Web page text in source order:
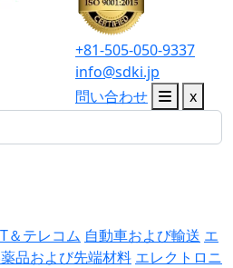
+81-505-050-9337
info@sdki.jp
問い合わせ
x
＆テレコム 自動車および輸送 エ
品および先端材料 エレクトロニ